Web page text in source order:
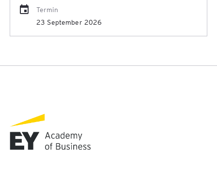
Termin
23 September 2026